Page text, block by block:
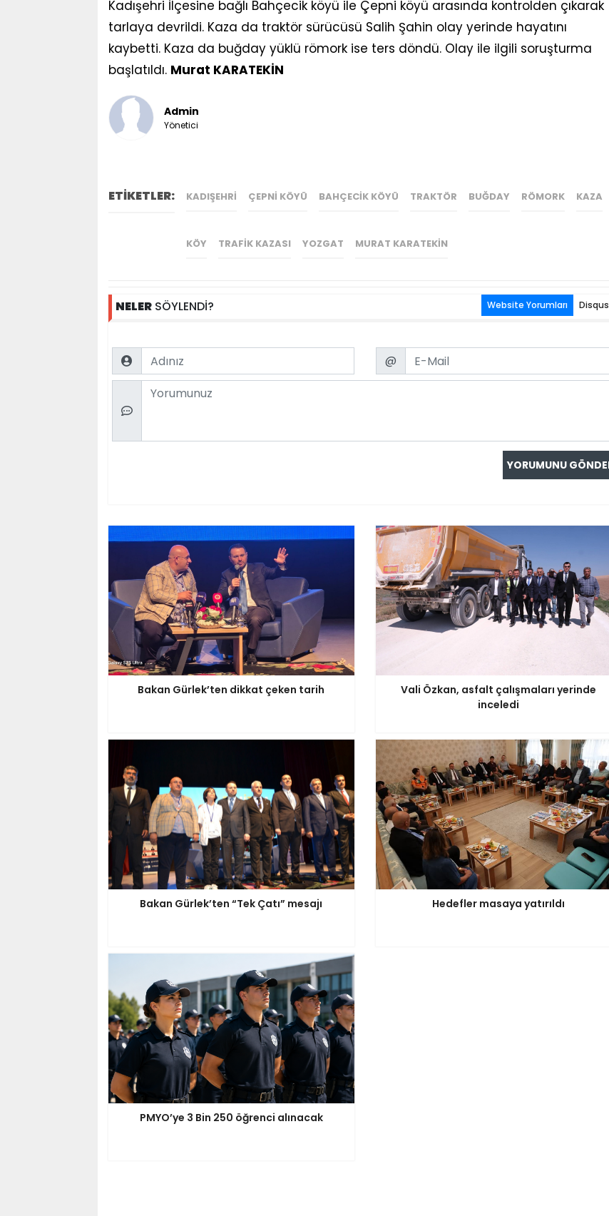
Kadışehri İlçesine bağlı Bahçecik köyü ile Çepni köyü arasında kontrolden çıkarak
tarlaya devrildi. Kaza da traktör sürücüsü Salih Şahin olay yerinde hayatını
kaybetti. Kaza da buğday yüklü römork ise ters döndü. Olay ile ilgili soruşturma
başlatıldı. Murat KARATEKİN
Admin
Yönetici
ETİKETLER: KADIŞEHRI ÇEPNI KÖYÜ BAHÇECIK KÖYÜ TRAKTÖR BUĞDAY RÖMORK KAZA
KÖY TRAFIK KAZASI YOZGAT MURAT KARATEKIN
NELERSÖYLENDİ? Website Yorumları Disqus
Name Email
@
Comment
Bakan Gürlek’ten dikkat çeken tarih
Vali Özkan, asfalt çalışmaları yerinde
inceledi
Bakan Gürlek’ten “Tek Çatı” mesajı Hedefler masaya yatırıldı
PMYO’ye 3 Bin 250 öğrenci alınacak